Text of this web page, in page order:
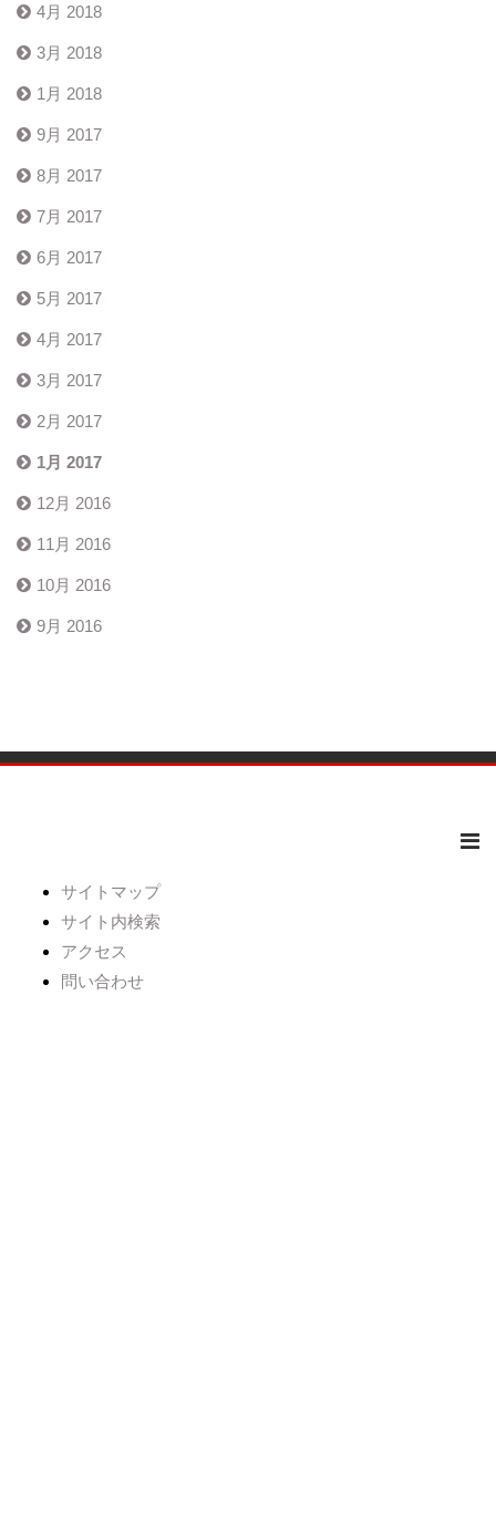
4月 2018
3月 2018
1月 2018
9月 2017
8月 2017
7月 2017
6月 2017
5月 2017
4月 2017
3月 2017
2月 2017
1月 2017
12月 2016
11月 2016
10月 2016
9月 2016
サイトマップ
サイト内検索
アクセス
問い合わせ